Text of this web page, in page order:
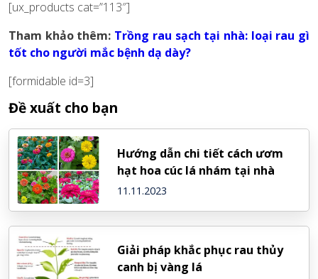
[ux_products cat=”113″]
Tham khảo thêm: Trồng rau sạch tại nhà: loại rau gì
tốt cho người mắc bệnh dạ dày?
[formidable id=3]
Đề xuất cho bạn
Hướng dẫn chi tiết cách ươm
hạt hoa cúc lá nhám tại nhà
11.11.2023
Giải pháp khắc phục rau thủy
canh bị vàng lá